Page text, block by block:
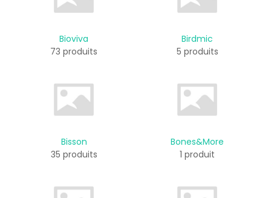
Bioviva
73 produits
Birdmic
5 produits
Bisson
35 produits
Bones&More
1 produit